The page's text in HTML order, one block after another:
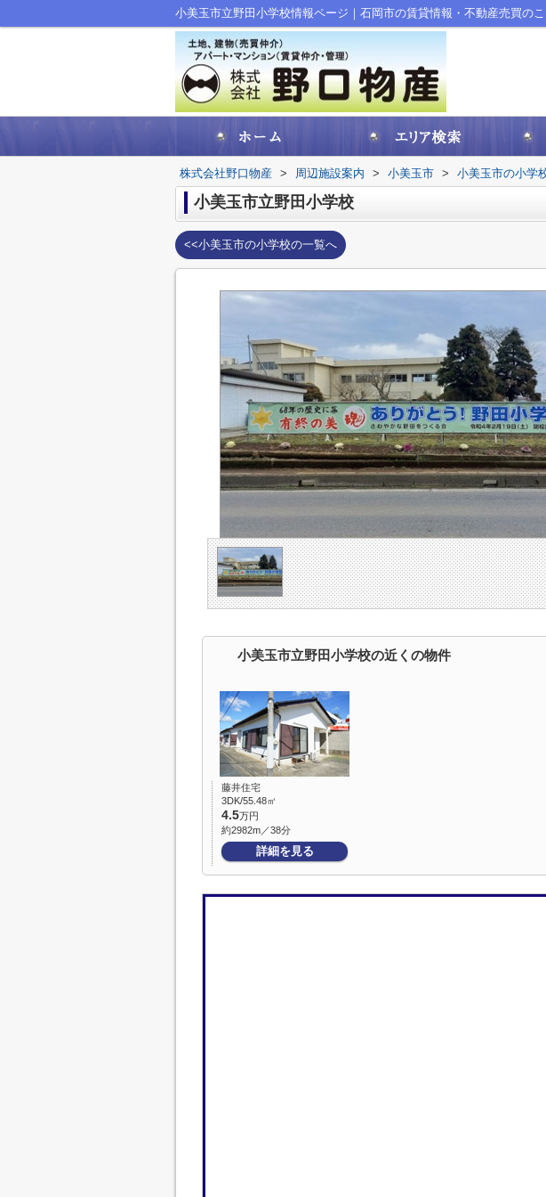
小美玉市立野田小学校情報ページ｜石岡市の賃貸情報・不動産売買の
株式会社野口物産 > 周辺施設案内 > 小美玉市 > 小美玉市の小学
小美玉市立野田小学校
<<小美玉市の小学校の一覧へ
小美玉市立野田小学校の近くの物件
藤井住宅
3DK/55.48㎡
4.5万円
約2982m／38分
詳細を見る